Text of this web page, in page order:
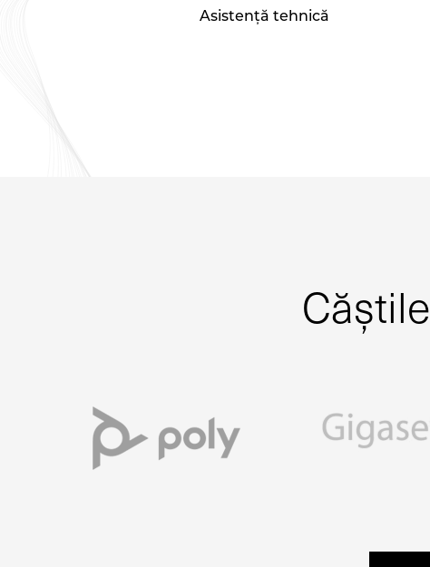
Asistență tehnică